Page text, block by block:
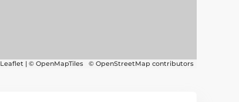
Leaflet | © OpenMapTiles © OpenStreetMap contributors